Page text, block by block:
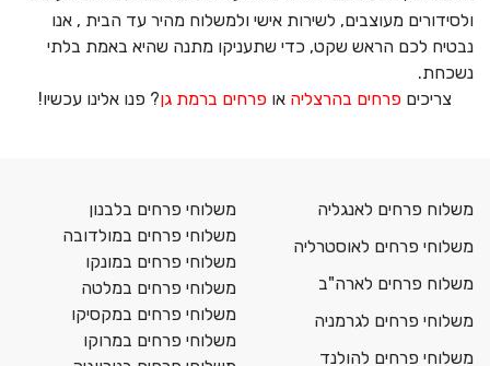
ולסידורים מעוצבים, לשירות אישי ולמשלוח מהיר עד הבית , אנו
נבטיח לכם הראש שקט, כדי שתעניקו מתנה שהיא באמת בלתי
נשכחת.
צריכים פרחים בהרצליה או פרחים ברמת גן? פנו אלינו עכשיו!
משלוח פרחים לאנגליה
משלוחי פרחים לאוסטרליה
משלוח פרחים לארה"ב
משלוחי פרחים לגרמניה
משלוחי פרחים להולנד
משלוחי פרחים בלבנון
משלוחי פרחים במולדובה
משלוחי פרחים במונקו
משלוחי פרחים במלטה
משלוחי פרחים במקסיקו
משלוחי פרחים במרוקו